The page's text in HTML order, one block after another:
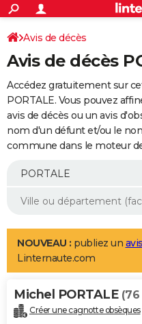
ACTUALITÉS
Politique
Société
Faits Divers
Education
Monde
Villes
+
SPORT
Coupe du monde 2026
Football
Tennis
Cyclisme
Rugby
Forum
Programme TV
TNT
Streaming
Cinéma
Sorties cinéma
Musique
+
FINANCE
Retraite
Epargne
Immobilier
Risques naturels par ville
Banque
Assurance
AUTO
Essais
Réserver un essai
Citadines
Berlines
SUV
Forum auto
+
Mobiles
Meilleur smartphone
Internet
Ordinateurs
Jeux vidéo
Guide high-tech
Aménagement intérieur
LIFESTYLE
Art de vivre
Bien-être
Loisirs
Mode
Modes de vie
Alimentation
Guide de la santé
Maladies
Médicaments
Sommeil
VOYAGE
Destinations
City break
Voyage nature
Voyage de noces
Forum
Climat
+
Avis de décès
Avis de décès
Accédez gratuitement sur
PORTALE. Vous pouvez
avis de décès ou un avis
nom d'un défunt et/ou le
commune dans le moteur
NOUVEAU : publiez un
Linternaute.com
Michel PORTALE (76
Créer une cagnotte obsèques